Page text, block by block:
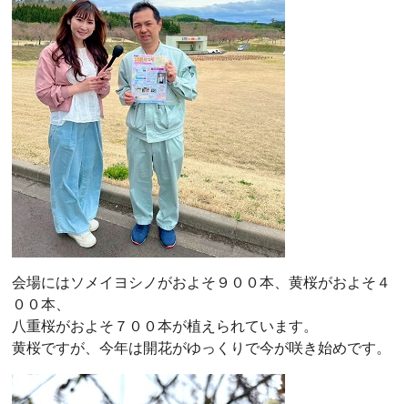
会場にはソメイヨシノがおよそ９００本、黄桜がおよそ４
００本、
八重桜がおよそ７００本が植えられています。
黄桜ですが、今年は開花がゆっくりで今が咲き始めです。